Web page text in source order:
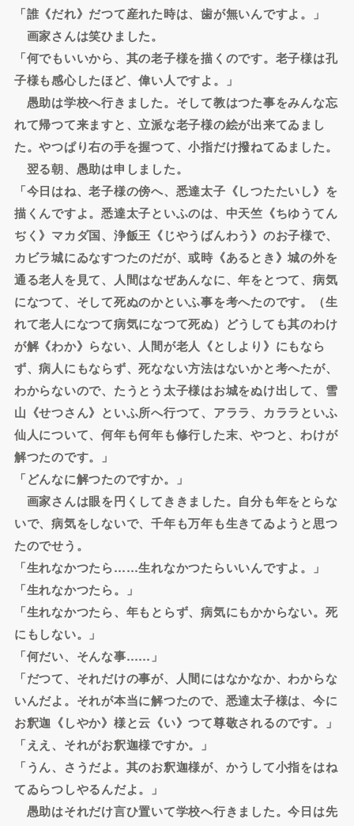
「誰《だれ》だつて産れた時は、歯が無いんですよ。」
画家さんは笑ひました。
「何でもいいから、其の老子様を描くのです。老子様は孔
子様も感心したほど、偉い人ですよ。」
愚助は学校へ行きました。そして教はつた事をみんな忘
れて帰つて来ますと、立派な老子様の絵が出来てゐまし
た。やつぱり右の手を握つて、小指だけ撥ねてゐました。
翌る朝、愚助は申しました。
「今日はね、老子様の傍へ、悉達太子《しつたたいし》を
描くんですよ。悉達太子といふのは、中天竺《ちゆうてん
ぢく》マカダ国、浄飯王《じやうばんわう》のお子様で、
カビラ城にゐなすつたのだが、或時《あるとき》城の外を
通る老人を見て、人間はなぜあんなに、年をとつて、病気
になつて、そして死ぬのかといふ事を考へたのです。（生
れて老人になつて病気になつて死ぬ）どうしても其のわけ
が解《わか》らない、人間が老人《としより》にもなら
ず、病人にもならず、死なない方法はないかと考へたが、
わからないので、たうとう太子様はお城をぬけ出して、雪
山《せつさん》といふ所へ行つて、アララ、カララといふ
仙人について、何年も何年も修行した末、やつと、わけが
解つたのです。」
「どんなに解つたのですか。」
画家さんは眼を円くしてききました。自分も年をとらな
いで、病気をしないで、千年も万年も生きてゐようと思つ
たのでせう。
「生れなかつたら……生れなかつたらいいんですよ。」
「生れなかつたら。」
「生れなかつたら、年もとらず、病気にもかからない。死
にもしない。」
「何だい、そんな事……」
「だつて、それだけの事が、人間にはなかなか、わからな
いんだよ。それが本当に解つたので、悉達太子様は、今に
お釈迦《しやか》様と云《い》つて尊敬されるのです。」
「ええ、それがお釈迦様ですか。」
「うん、さうだよ。其のお釈迦様が、かうして小指をはね
てゐらつしやるんだよ。」
愚助はそれだけ言ひ置いて学校へ行きました。今日は先